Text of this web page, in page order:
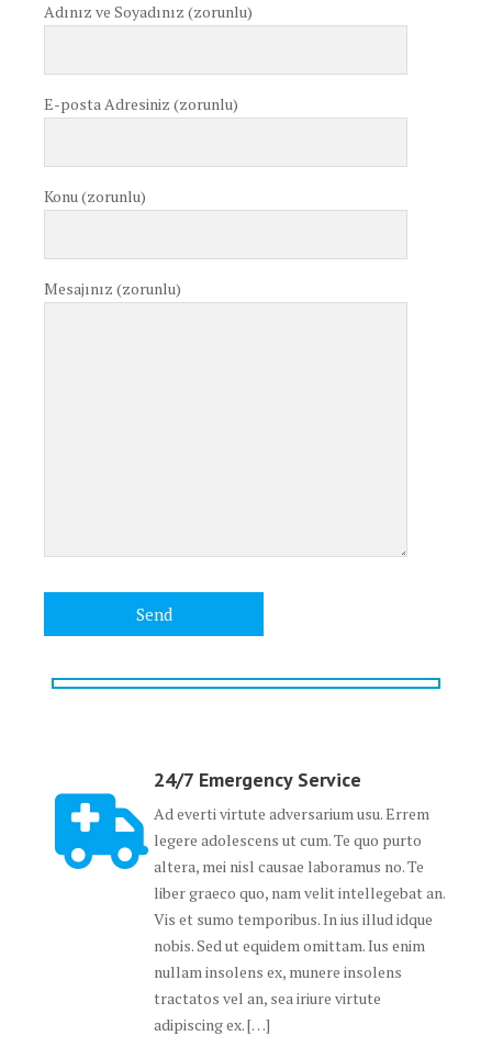
Adınız ve Soyadınız (zorunlu)
E-posta Adresiniz (zorunlu)
Konu (zorunlu)
Mesajınız (zorunlu)
24/7 Emergency Service
Ad everti virtute adversarium usu. Errem
legere adolescens ut cum. Te quo purto
altera, mei nisl causae laboramus no. Te
liber graeco quo, nam velit intellegebat an.
Vis et sumo temporibus. In ius illud idque
nobis. Sed ut equidem omittam. Ius enim
nullam insolens ex, munere insolens
tractatos vel an, sea iriure virtute
adipiscing ex. […]